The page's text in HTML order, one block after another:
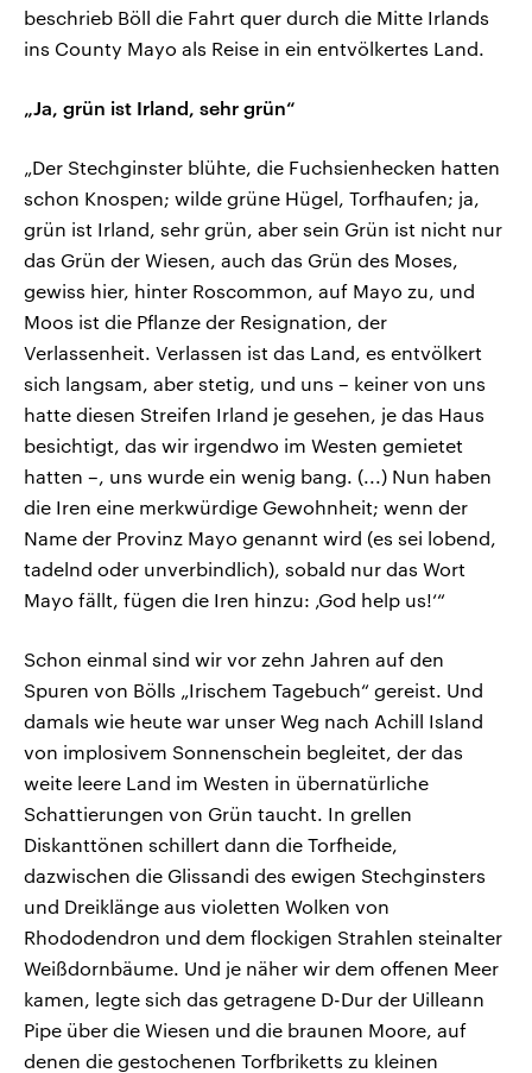
beschrieb Böll die Fahrt quer durch die Mitte Irlands
ins County Mayo als Reise in ein entvölkertes Land.
„Ja, grün ist Irland, sehr grün“
„Der Stechginster blühte, die Fuchsienhecken hatten
schon Knospen; wilde grüne Hügel, Torfhaufen; ja,
grün ist Irland, sehr grün, aber sein Grün ist nicht nur
das Grün der Wiesen, auch das Grün des Moses,
gewiss hier, hinter Roscommon, auf Mayo zu, und
Moos ist die Pflanze der Resignation, der
Verlassenheit. Verlassen ist das Land, es entvölkert
sich langsam, aber stetig, und uns – keiner von uns
hatte diesen Streifen Irland je gesehen, je das Haus
besichtigt, das wir irgendwo im Westen gemietet
hatten –, uns wurde ein wenig bang. (...) Nun haben
die Iren eine merkwürdige Gewohnheit; wenn der
Name der Provinz Mayo genannt wird (es sei lobend,
tadelnd oder unverbindlich), sobald nur das Wort
Mayo fällt, fügen die Iren hinzu: ‚God help us!‘“
Schon einmal sind wir vor zehn Jahren auf den
Spuren von Bölls „Irischem Tagebuch“ gereist. Und
damals wie heute war unser Weg nach Achill Island
von implosivem Sonnenschein begleitet, der das
weite leere Land im Westen in übernatürliche
Schattierungen von Grün taucht. In grellen
Diskanttönen schillert dann die Torfheide,
dazwischen die Glissandi des ewigen Stechginsters
und Dreiklänge aus violetten Wolken von
Rhododendron und dem flockigen Strahlen steinalter
Weißdornbäume. Und je näher wir dem offenen Meer
kamen, legte sich das getragene D-Dur der Uilleann
Pipe über die Wiesen und die braunen Moore, auf
denen die gestochenen Torfbriketts zu kleinen